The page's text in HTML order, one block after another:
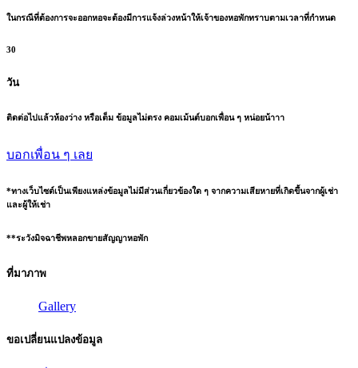
ในกรณีที่ต้องการจะออกหอจะต้องมีการแจ้งล่วงหน้าให้เจ้าของหอพักทราบตามเวลาที่กำหนด
30
วัน
ติดต่อไปแล้วห้องว่าง หรือเต็ม ข้อมูลไม่ตรง คอมเม้นต์บอกเพื่อน ๆ หน่อยน้าาา
บอกเพื่อน ๆ เลย
*ทางเว็บไซต์เป็นเพียงแหล่งข้อมูลไม่มีส่วนเกี่ยวข้องใด ๆ จากความเสียหายที่เกิดขึ้นจากผู้เช่า
และผู้ให้เช่า
**ระวังมิจฉาชีพหลอกขายสัญญาหอพัก
ที่มาภาพ
Gallery
ขอเปลี่ยนแปลงข้อมูล